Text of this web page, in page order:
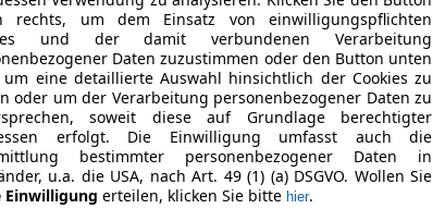
rechts, um dem Einsatz von einwilligungspflichten
und der damit verbundenen Verarbeitung
Daten zuzustimmen oder den Button unten
um eine detaillierte Auswahl hinsichtlich der Cookies zu
oder um der Verarbeitung personenbezogener Daten zu
soweit diese auf Grundlage berechtigter
erfolgt. Die Einwilligung umfasst auch die
bestimmter personenbezogener Daten in
u.a. die USA, nach Art. 49 (1) (a) DSGVO. Wollen Sie
Einwilligung erteilen, klicken Sie bitte hier.